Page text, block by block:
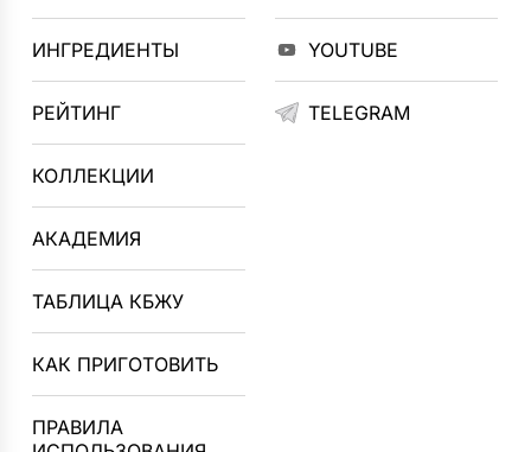
ИНГРЕДИЕНТЫ
РЕЙТИНГ
КОЛЛЕКЦИИ
АКАДЕМИЯ
ТАБЛИЦА КБЖУ
КАК ПРИГОТОВИТЬ
ПРАВИЛА
YOUTUBE
TELEGRAM